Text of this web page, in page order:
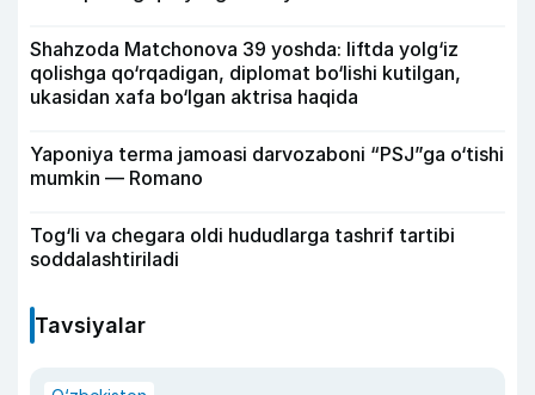
Shahzoda Matchonova 39 yoshda: liftda yolg‘iz
qolishga qo‘rqadigan, diplomat bo‘lishi kutilgan,
ukasidan xafa bo‘lgan aktrisa haqida
Yaponiya terma jamoasi darvozaboni “PSJ”ga o‘tishi
mumkin — Romano
Tog‘li va chegara oldi hududlarga tashrif tartibi
soddalashtiriladi
Tavsiyalar